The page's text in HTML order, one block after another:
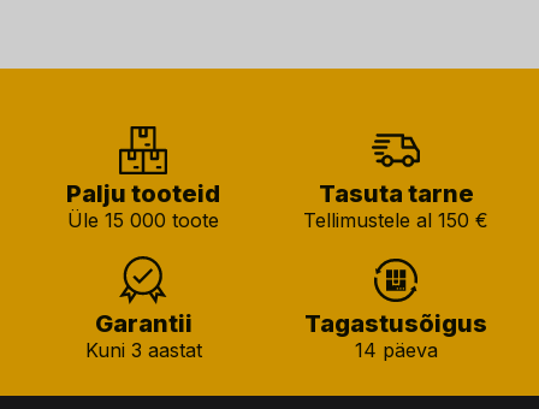
Palju tooteid
Üle 15 000 toote
Tasuta tarne
Tellimustele al 150 €
Garantii
Kuni 3 aastat
Tagastusõigus
14 päeva